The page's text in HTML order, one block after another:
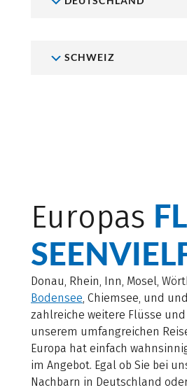
SCHWEIZ
Europas
Donau, Rhein, Inn, Mosel,
Bodensee, Chiemsee, und
zahlreiche weitere Flüsse
unserem umfangreichen
Europa hat einfach
im Angebot. Egal ob Sie bei
Nachbarn in Deutschland